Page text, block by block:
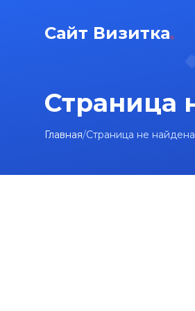
Сайт Визитка
Страница
Главная/Страница не найдена